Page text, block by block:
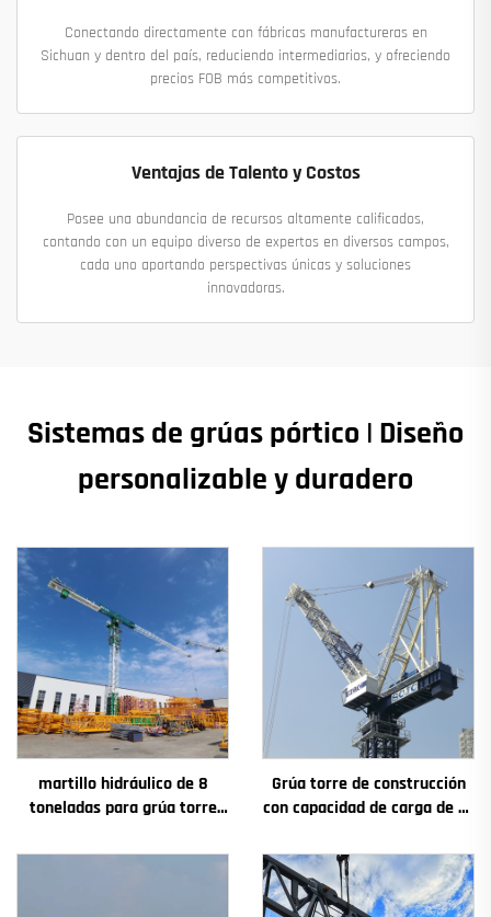
Conectando directamente con fábricas manufactureras en
Sichuan y dentro del país, reduciendo intermediarios, y ofreciendo
precios FOB más competitivos.
Ventajas de Talento y Costos
Posee una abundancia de recursos altamente calificados,
contando con un equipo diverso de expertos en diversos campos,
cada uno aportando perspectivas únicas y soluciones
innovadoras.
Sistemas de grúas pórtico | Diseño
personalizable y duradero
martillo hidráulico de 8
toneladas para grúa torre
competitivo
Grúa torre de construcción
con capacidad de carga de 4t
principales: caja de
engranajes, motor de
engranaje, rodamiento